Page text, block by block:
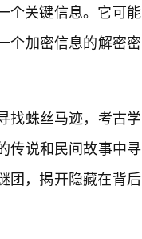
个关键信息。它可能
个加密信息的解密密
找蛛丝马迹，考古学
传说和民间故事中寻
团，揭开隐藏在背后